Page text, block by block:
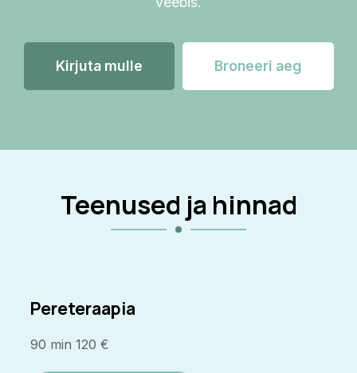
Kirjuta mulle Broneeri aeg
Teenused ja hinnad
Pereteraapia
90 min 120 €